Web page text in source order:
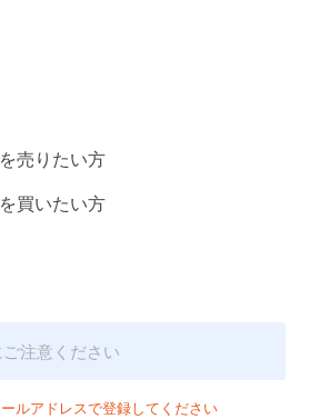
売りたい方
買いたい方
ルアドレスで登録してください